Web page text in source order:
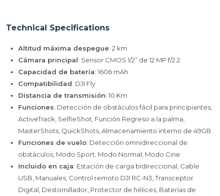
Technical Specifications
Altitud máxima despegue: 2 km
Cámara principal: Sensor CMOS 1/2” de 12 MP f/2.2
Capacidad de batería: 1606 mAh
Compatibilidad: DJI Fly
Distancia de transmisión: 10 Km
Funciones: Detección de obstáculos fácil para principiantes,
ActiveTrack, SelfieShot, Función Regreso a la palma,
MasterShots, QuickShots, Almacenamiento interno de 49GB
Funciones de vuelo: Detección omnidireccional de
obstáculos, Modo Sport, Modo Normal, Modo Cine
Incluido en caja: Estación de carga bidireccional, Cable
USB, Manuales, Control remoto DJI RC-N3, Transceptor
Digital, Destornillador, Protector de hélices, Baterías de